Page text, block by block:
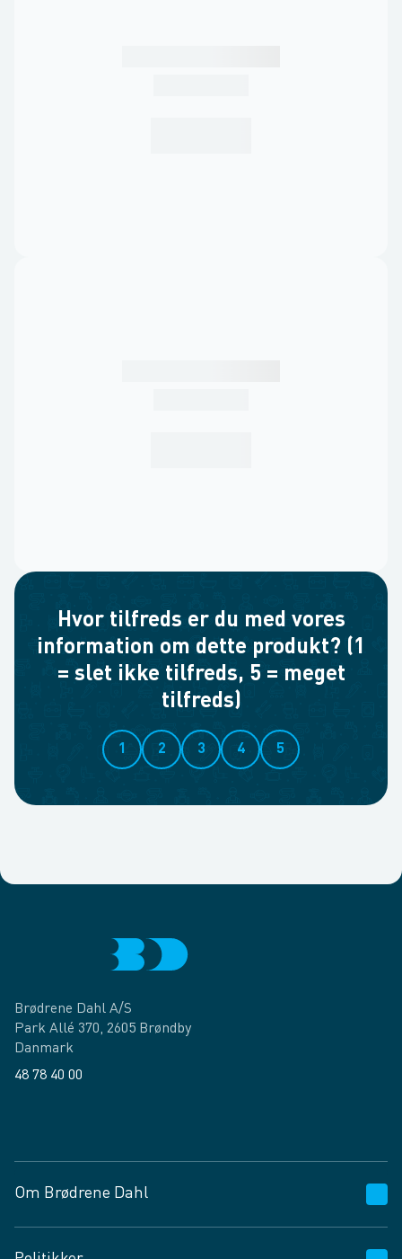
Hvor tilfreds er du med vores
information om dette produkt? (1
= slet ikke tilfreds, 5 = meget
tilfreds)
1 2 3 4 5
Brødrene Dahl A/S
Park Allé 370, 2605 Brøndby
Danmark
48 78 40 00
Om Brødrene Dahl